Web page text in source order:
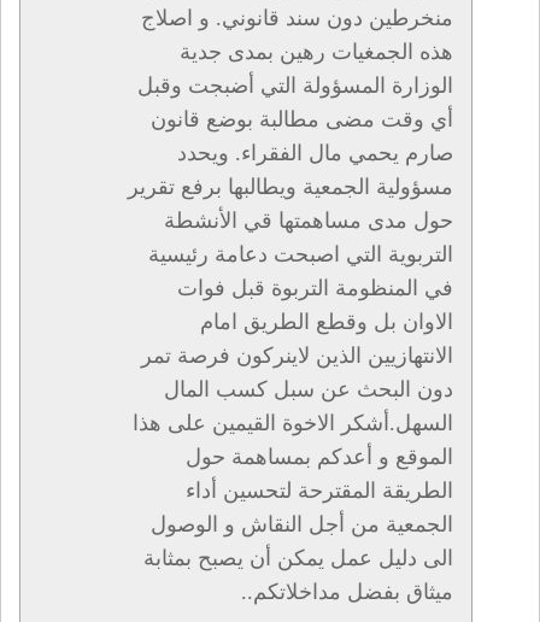
منخرطين دون سند قانوني. و اصلاج
هذه الجمغيات رهين بمدى جدية
الوزارة المسؤولة التي أضبجت وقبل
أي وقت مضى مطالبة بوضع قانون
صارم يحمي مال الفقراء. ويحدد
مسؤولية الجمعية ويطالبها برفع تقرير
حول مدى مساهمتها قي الأنشطة
التربوية التي اصبحت دعامة رئيسية
في المنظومة التربوة قبل فوات
الاوان بل وقطع الطريق امام
الانتهازيين الذين لاينركون فرصة تمر
دون البحث عن سبل كسب المال
السهل.أشكر الاخوة القيمين على هذا
الموقع و أعدكم بمساهمة حول
الطريقة المقترحة لتحسين أداء
الجمعية من أجل النقاش و الوصول
الى دليل عمل يمكن أن يصبح بمثابة
ميثاق بفضل مداخلاتكم..